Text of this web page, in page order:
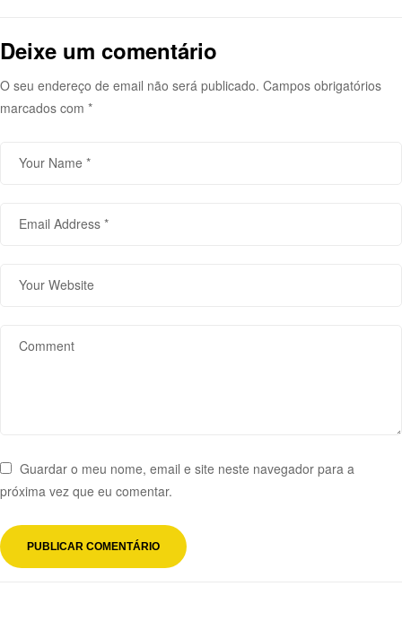
Deixe um comentário
O seu endereço de email não será publicado. Campos obrigatórios
marcados com *
Guardar o meu nome, email e site neste navegador para a
próxima vez que eu comentar.